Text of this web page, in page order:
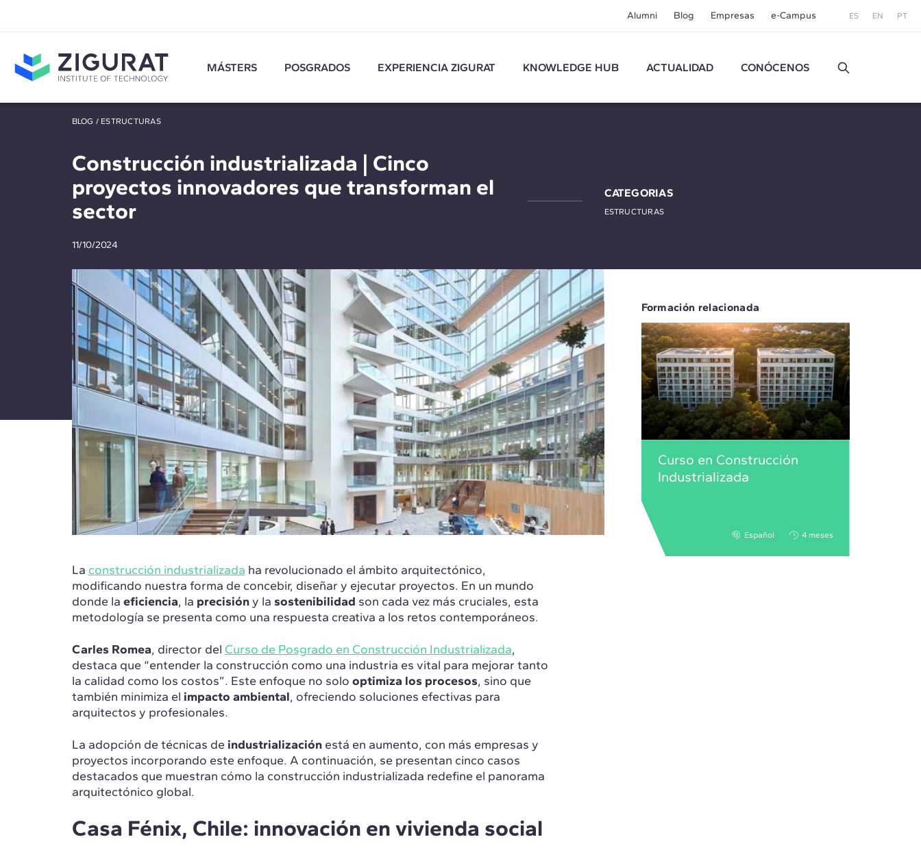
Alumni Blog Empresas e-Campus ES EN PT
MÁSTERS POSGRADOS EXPERIENCIA ZIGURAT KNOWLEDGE HUB ACTUALIDAD CONÓCENOS
BLOG / ESTRUCTURAS
Construcción industrializada | Cinco
proyectos innovadores que transforman el
sector
11/10/2024
CATEGORIAS
ESTRUCTURAS
La construcción industrializada ha revolucionado el ámbito arquitectónico,
modificando nuestra forma de concebir, diseñar y ejecutar proyectos. En un mundo
donde la eficiencia, la precisióny la sostenibilidad son cada vez más cruciales, esta
metodología se presenta como una respuesta creativa a los retos contemporáneos.
Carles Romea, director del Curso de Posgrado en Construcción Industrializada,
destaca que “entender la construcción como una industria es vital para mejorar tanto
la calidad como los costos”. Este enfoque no solo optimiza los procesos, sino que
también minimiza el impacto ambiental, ofreciendo soluciones efectivas para
arquitectos y profesionales.
La adopción de técnicas de industrialización está en aumento, con más empresas y
proyectos incorporando este enfoque. A continuación, se presentan cinco casos
destacados que muestran cómo la construcción industrializada redefine el panorama
arquitectónico global.
Casa Fénix, Chile: innovación en vivienda social
Formación relacionada
Curso en Construcción
Industrializada
Español 4 meses